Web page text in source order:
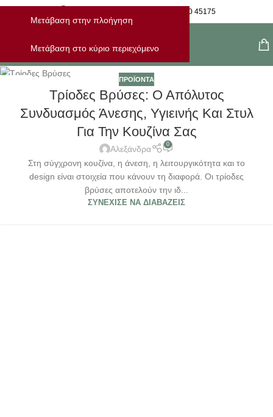
Μετάβαση στην πλοήγηση
Μετάβαση στο κύριο περιεχόμενο
28210 45175
Μενού
ΠΡΟΪΌΝΤΑ
Τρίοδες Βρύσες: Ο Απόλυτος
Συνδυασμός Άνεσης, Υγιεινής Και Στυλ
Για Την Κουζίνα Σας
Αλεξάνδρα 0
Στη σύγχρονη κουζίνα, η άνεση, η λειτουργικότητα και το
design είναι στοιχεία που κάνουν τη διαφορά. Οι τρίοδες
βρύσες αποτελούν την ιδ...
ΣΥΝΈΧΙΣΕ ΝΑ ΔΙΑΒΆΖΕΙΣ